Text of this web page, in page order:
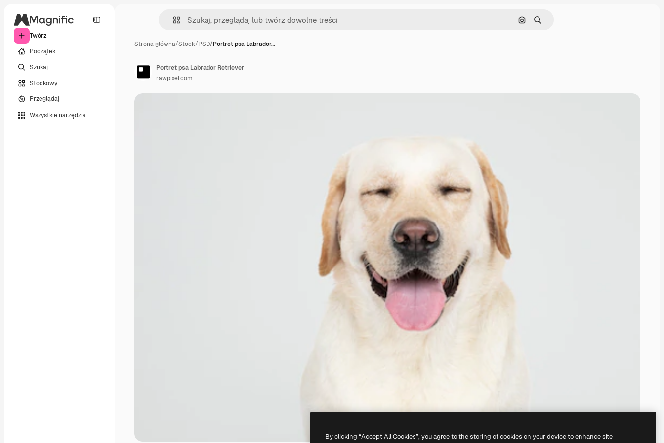
Twórz
Początek
Szukaj
Stockowy
Przeglądaj
Wszystkie narzędzia
Szukaj według obrazu
Szukaj
Strona główna/Stock/PSD/Portret psa Labrador…
Portret psa Labrador Retriever
rawpixel.com
By clicking “Accept All Cookies”, you agree to the storing of cookies on your device to enhance site